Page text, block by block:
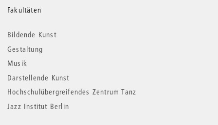
Weitere
Informationen
Fakultäten
Bildende Kunst
Gestaltung
Musik
Darstellende Kunst
Hochschulübergreifendes Zentrum Tanz
Jazz Institut Berlin